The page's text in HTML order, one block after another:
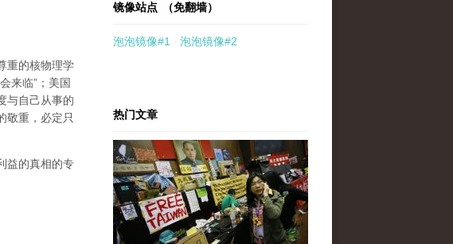
重的核物理学
来临”；美国
与自己从事的
敬重，必定只
益的真相的专
镜像站点 （免翻墙）
泡泡镜像#1 泡泡镜像#2
热门文章